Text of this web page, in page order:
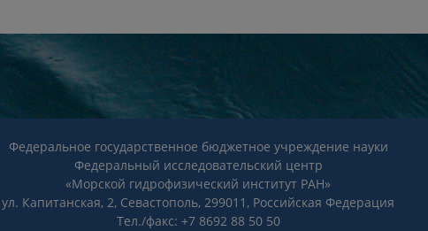
Федеральное государственное бюджетное учреждение науки
Федеральный исследовательский центр
«Морской гидрофизический институт РАН»
ул. Капитанская, 2, Севастополь, 299011, Российская Федерация
Тел./факс: +7 8692 88 50 50